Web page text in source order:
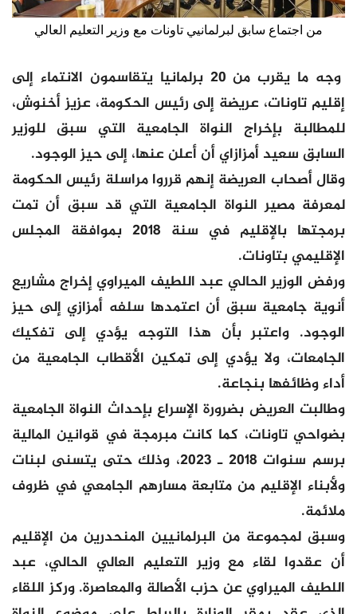
من اجتماع سابق لبرلمانيي تاونات مع وزير التعليم العالي
وجه ما يقرب من 20 برلمانيا يتقاسمون الانتماء إلى
إقليم تاونات، عريضة إلى رئيس الحكومة، عزيز أخنوش،
للمطالبة بإخراج النواة الجامعية التي سبق للوزير
السابق سعيد أمزازاي أن أعلن عنها، إلى حيز الوجود.
وقال أصحاب العريضة إنهم قرروا مراسلة رئيس الحكومة
لمعرفة مصير النواة الجامعية التي قد سبق أن تمت
برمجتها بالإقليم في سنة 2018 بموافقة المجلس
الإقليمي بتاونات.
ورفض الوزير الحالي عبد اللطيف الميراوي إخراج مشاريع
أنوية جامعية سبق أن اعتمدها سلفه أمزازي إلى حيز
الوجود. واعتبر بأن هذا التوجه يؤدي إلى تفكيك
الجامعات، ولا يؤدي إلى تمكين الأقطاب الجامعية من
أداء وظائفها بنجاعة.
وطالبت العريض بضرورة الإسراع بإحداث النواة الجامعية
بضواحي تاونات، كما كانت مبرمجة في قوانين المالية
برسم سنوات 2018 ـ 2023، وذلك حتى يتسنى لبنات
ولأبناء الإقليم من متابعة مسارهم الجامعي في ظروف
ملائمة.
وسبق لمجموعة من البرلمانيين المنحدرين من الإقليم
أن عقدوا لقاء مع وزير التعليم العالي الحالي، عبد
اللطيف الميراوي عن حزب الأصالة والمعاصرة. وركز اللقاء